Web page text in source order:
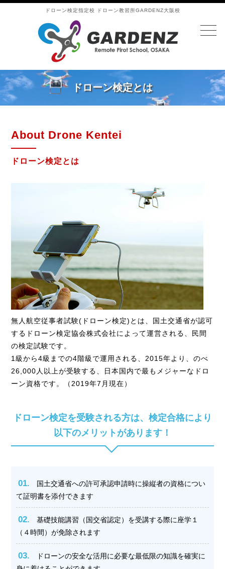
ドローン検定指定校 ドローン教習所GARDENZ大阪校
ドローン検定とは
About Drone Kentei
ドローン検定とは
無人航空従事者試験(ドローン検定)とは、国土交通省が認可
するドローン検定協会株式会社によって運営される、民間
の検定試験です。
1級から4級までの4階級で運用される、2015年より、のべ
26,000人以上が受験する、日本国内で最もメジャーなドロ
ーン資格です。（2019年7月現在）
ドローン検定を受験される方は、検定合格により
以下のメリットがあります！
01.
国土交通省への許可承認申請時に操縦者の資格につい
て証明書を添付できます
02.
基礎技能講習（国交省認定）を受講する際に座学１
（４時間）が免除されます
03.
ドローンの安全な活用に必要な最低限の知識を確実に